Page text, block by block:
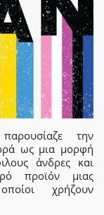
την
ως μια μορφή
άνδρες και
προϊόν μιας
χρήζουν